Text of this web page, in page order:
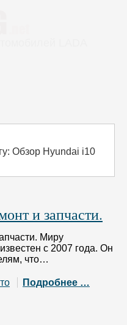
Обзор Hyundai i10
и запчасти.
Миру
с 2007 года. Он
что…
Подробнее …